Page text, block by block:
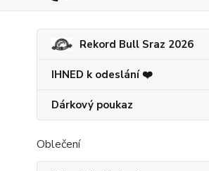
Rekord Bull Sraz 2026
IHNED k odeslání ❤️
Dárkový poukaz
Oblečení